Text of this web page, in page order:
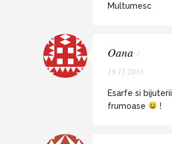
Multumesc
Oana /
19.11.2013
Esarfe si bijuterii
frumoase
!